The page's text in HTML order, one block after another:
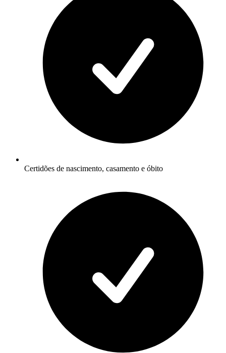
Certidões de nascimento, casamento e óbito